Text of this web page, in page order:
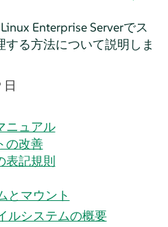
Enterprise Serverでス
する方法について説明しま
ニュアル
の改善
表記規則
とマウント
ルシステムの概要